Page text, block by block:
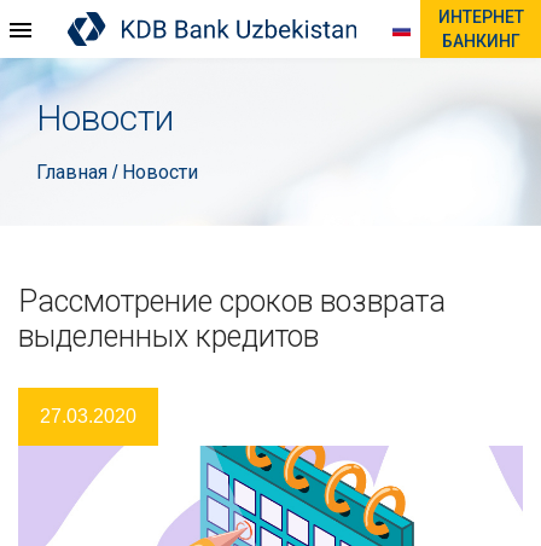
ИНТЕРНЕТ
БАНКИНГ
Новости
Главная / Новости
Рассмотрение сроков возврата
выделенных кредитов
27.03.2020